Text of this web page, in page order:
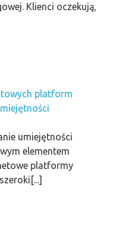
Klienci oczekują,
platform
umiejętności
elementem
platformy